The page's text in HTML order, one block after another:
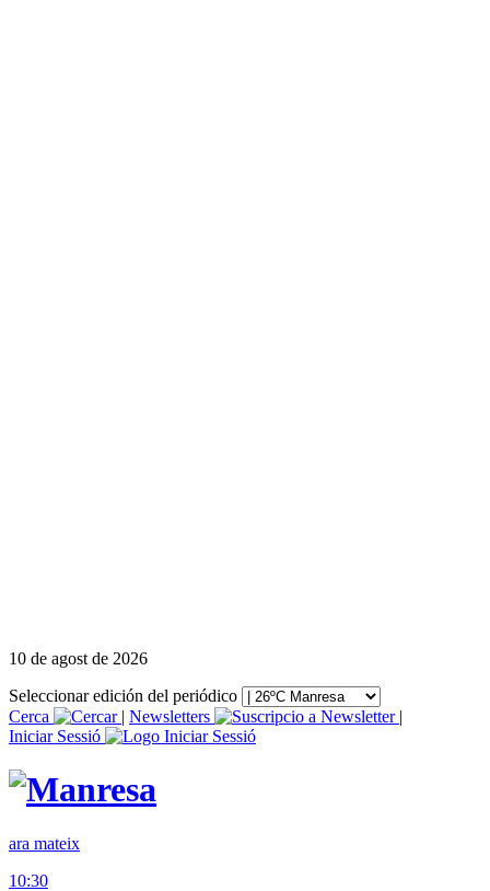
10 de agost de 2026
Seleccionar edición del periódico
Cerca
| Newsletters
|
Iniciar Sessió
ara mateix
10:30